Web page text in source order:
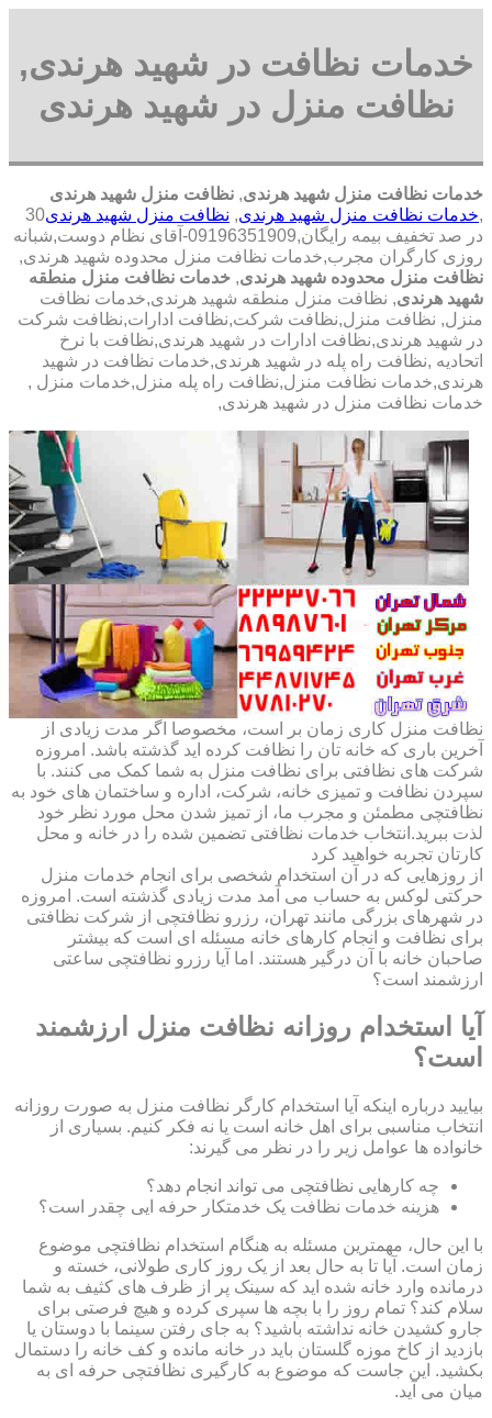
خدمات نظافت در شهید هرندی,
نظافت منزل در شهید هرندی
خدمات نظافت منزل شهید هرندی, نظافت منزل شهید هرندی
,خدمات نظافت منزل شهید هرندی, نظافت منزل شهید هرندی30
در صد تخفیف بیمه رایگان,09196351909-آقای نظام دوست,شبانه
روزی کارگران مجرب,خدمات نظافت منزل محدوده شهید هرندی,
نظافت منزل محدوده شهید هرندی, خدمات نظافت منزل منطقه
شهید هرندی, نظافت منزل منطقه شهید هرندی,خدمات نظافت
منزل, نظافت منزل,نظافت شرکت,نظافت ادارات,نظافت شرکت
در شهید هرندی,نظافت ادارات در شهید هرندی,نظافت با نرخ
اتحادیه ,نظافت راه پله در شهید هرندی,خدمات نظافت در شهید
هرندی,خدمات نظافت منزل,نظافت راه پله منزل,خدمات منزل ,
خدمات نظافت منزل در شهید هرندی,
نظافت منزل کاری زمان بر است، مخصوصا اگر مدت زیادی از
آخرین باری که خانه تان را نظافت کرده اید گذشته باشد. امروزه
شرکت های نظافتی برای نظافت منزل به شما کمک می کنند. با
سپردن نظافت و تمیزی خانه، شرکت، اداره و ساختمان های خود به
نظافتچی مطمئن و مجرب ما، از تمیز شدن محل مورد نظر خود
لذت ببرید.انتخاب خدمات نظافتی تضمین شده را در خانه و محل
کارتان تجربه خواهید کرد
از روزهایی که در آن استخدام شخصی برای انجام خدمات منزل
حرکتی لوکس به حساب می آمد مدت زیادی گذشته است. امروزه
در شهرهای بزرگی مانند تهران، رزرو نظافتچی از شرکت نظافتی
برای نظافت و انجام کارهای خانه مسئله ای است که بیشتر
صاحبان خانه با آن درگیر هستند. اما آیا رزرو نظافتچی ساعتی
ارزشمند است؟
آیا استخدام روزانه نظافت منزل ارزشمند
است؟
بیایید درباره اینکه آیا استخدام کارگر نظافت منزل به صورت روزانه
انتخاب مناسبی برای اهل خانه است یا نه فکر کنیم. بسیاری از
خانواده ها عوامل زیر را در نظر می گیرند:
چه کارهایی نظافتچی می تواند انجام دهد؟
هزینه خدمات نظافت یک خدمتکار حرفه ایی چقدر است؟
با این حال، مهمترین مسئله به هنگام استخدام نظافتچی موضوع
زمان است. آیا تا به حال بعد از یک روز کاری طولانی، خسته و
درمانده وارد خانه شده اید که سینک پر از ظرف های کثیف به شما
سلام کند؟ تمام روز را با بچه ها سپری کرده و هیچ فرصتی برای
جارو کشیدن خانه نداشته باشید؟ به جای رفتن سینما با دوستان یا
بازدید از کاخ موزه گلستان باید در خانه مانده و کف خانه را دستمال
بکشید. این جاست که موضوع به کارگیری نظافتچی حرفه ای به
میان می آید.